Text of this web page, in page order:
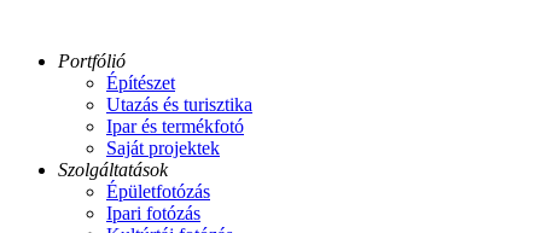
Portfólió
Építészet
Utazás és turisztika
Ipar és termékfotó
Saját projektek
Szolgáltatások
Épületfotózás
Ipari fotózás